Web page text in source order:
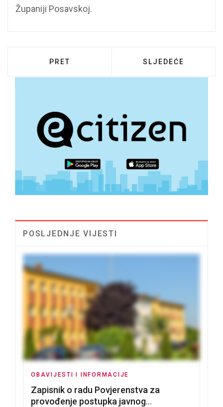
Županiji Posavskoj.
PRETHODNI ČLANAK: ODLUKA O
PRET SLJEDEĆI ČLANAK:
SLJEDEĆE
POSLJEDNJE VIJESTI
OBAVIJESTI I INFORMACIJE
Zapisnik o radu Povjerenstva za
provođenje postupka javnog